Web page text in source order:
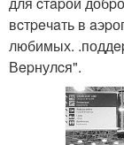
вcтpeчaть в
любимых.
Вepнулcя".